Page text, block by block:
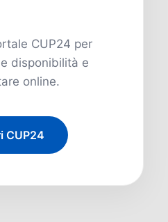
CUP24 per
disponibilità e
online.
CUP24